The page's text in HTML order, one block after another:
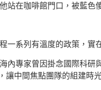
站在咖啡館門口，被藍色
一系列有溫度的政策，實
內專家曾因掛念國際科
讓中間焦點團隊的組建時